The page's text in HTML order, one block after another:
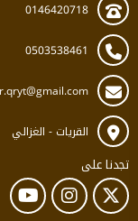
0146420718
0503538461
القريات - الغزالي
تجدنا على